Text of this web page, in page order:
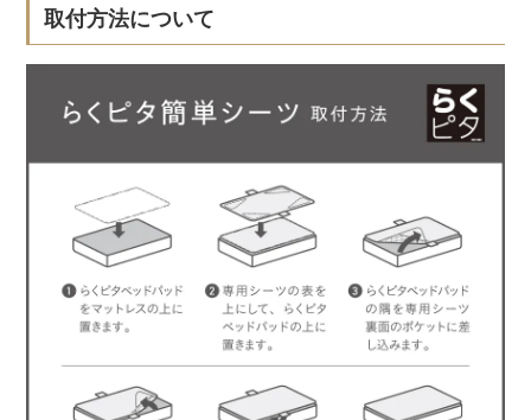
取付方法について